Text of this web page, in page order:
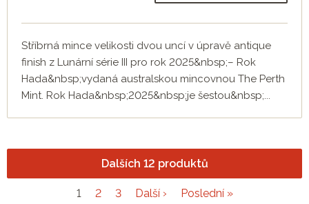
Stříbrná mince velikosti dvou uncí v úpravě antique
finish z Lunární série III pro rok 2025&nbsp;– Rok
Hada&nbsp;vydaná australskou mincovnou The Perth
Mint. Rok Hada&nbsp;2025&nbsp;je šestou&nbsp;...
Dalších 12 produktů
1 2 3 Další › Poslední »